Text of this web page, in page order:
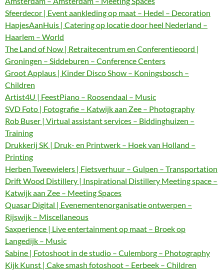
Sfeerdecor | Event aankleding op maat – Hedel – Decoration
HapjesAanHuis | Catering op locatie door heel Nederland –
Haarlem – World
The Land of Now | Retraitecentrum en Conferentieoord |
Groningen – Siddeburen – Conference Centers
Groot Applaus | Kinder Disco Show – Koningsbosch –
Children
Artist4U | FeestPiano – Roosendaal – Music
SVD Foto | Fotografie – Katwijk aan Zee – Photography
Rob Buser | Virtual assistant services – Biddinghuizen –
Training
Drukkerij SK | Druk- en Printwerk – Hoek van Holland –
Printing
Herben Tweewielers | Fietsverhuur – Gulpen – Transportation
Drift Wood Distillery | Inspirational Distillery Meeting space –
Katwijk aan Zee – Meeting Spaces
Quasar Digital | Evenementenorganisatie ontwerpen –
Rijswijk – Miscellaneous
Saxperience | Live entertainment op maat – Broek op
Langedijk – Music
Sabine | Fotoshoot in de studio – Culemborg – Photography
Kijk Kunst | Cake smash fotoshoot – Eerbeek – Children